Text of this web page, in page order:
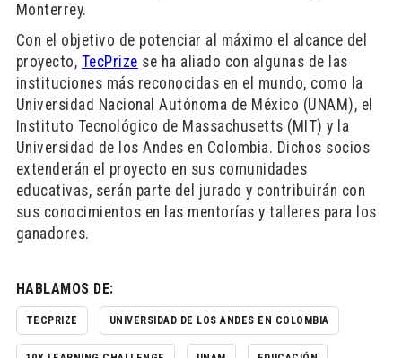
Monterrey.
Con el objetivo de potenciar al máximo el alcance del
proyecto, TecPrize se ha aliado con algunas de las
instituciones más reconocidas en el mundo, como la
Universidad Nacional Autónoma de México (UNAM), el
Instituto Tecnológico de Massachusetts (MIT) y la
Universidad de los Andes en Colombia. Dichos socios
extenderán el proyecto en sus comunidades
educativas, serán parte del jurado y contribuirán con
sus conocimientos en las mentorías y talleres para los
ganadores.
HABLAMOS DE:
TECPRIZE UNIVERSIDAD DE LOS ANDES EN COLOMBIA